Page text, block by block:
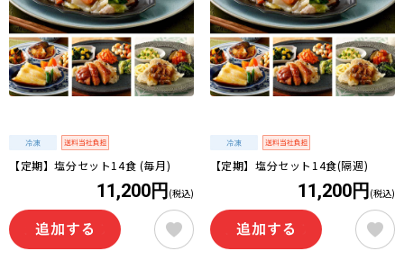
【定期】塩分セット14食 (毎月)
11,200円 (税込)
【定期】塩分セット14食(隔週)
11,200円 (税込)